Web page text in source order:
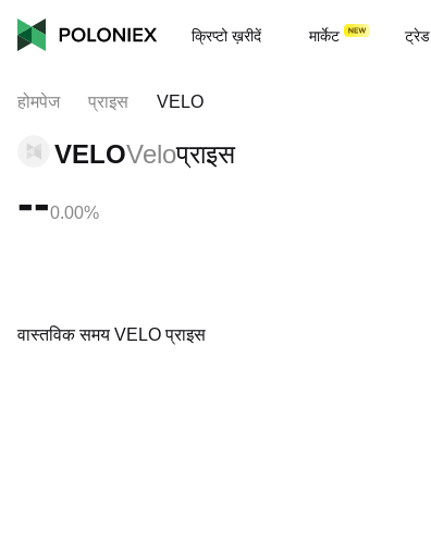
क्रिप्टो ख़रीदें मार्केट ट्रेड
होमपेज प्राइस VELO
VELOVeloप्राइस
--0.00%
वास्तविक समय VELO प्राइस